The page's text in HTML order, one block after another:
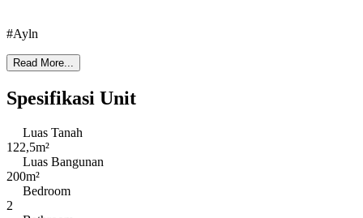
#Ayln
Read More...
Spesifikasi Unit
Luas Tanah
122,5m²
Luas Bangunan
200m²
Bedroom
2